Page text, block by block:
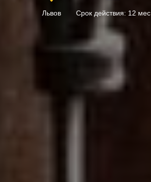
Львов Срок действия: 12 мес